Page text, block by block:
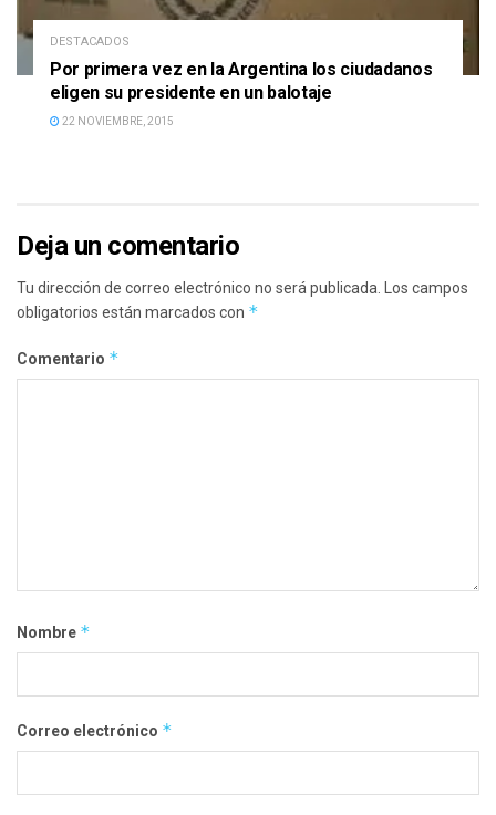
DESTACADOS
Por primera vez en la Argentina los ciudadanos
eligen su presidente en un balotaje
22 NOVIEMBRE, 2015
Deja un comentario
Tu dirección de correo electrónico no será publicada. Los campos
obligatorios están marcados con *
Comentario *
Nombre *
Correo electrónico *